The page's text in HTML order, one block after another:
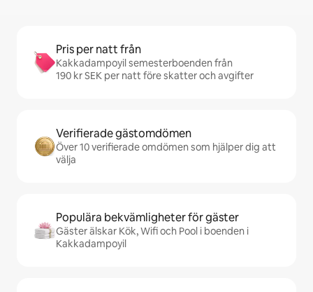
Pris per natt från
Kakkadampoyil semesterboenden från
190 kr SEK per natt före skatter och avgifter
Verifierade gästomdömen
Över 10 verifierade omdömen som hjälper dig att
välja
Populära bekvämligheter för gäster
Gäster älskar Kök, Wifi och Pool i boenden i
Kakkadampoyil